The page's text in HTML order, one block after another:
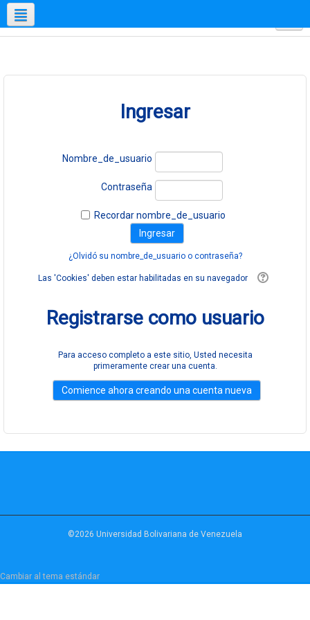
Español - México ‎(es_mx)‎
Ingresar
Nombre_de_usuario
Contraseña
Recordar nombre_de_usuario
¿Olvidó su nombre_de_usuario o contraseña?
Las 'Cookies' deben estar habilitadas en su navegador
Registrarse como usuario
Para acceso completo a este sitio, Usted necesita
primeramente crear una cuenta.
©2026 Universidad Bolivariana de Venezuela
Cambiar al tema estándar